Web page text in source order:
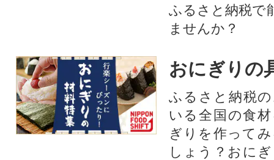
ふるさと納税で
ませんか？
おにぎりの
ふるさと納税
いる全国の食
ぎりを作って
しょう？おに